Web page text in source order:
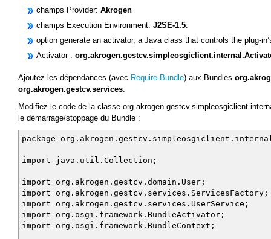
champs Provider: Akrogen
champs Execution Environment: J2SE-1.5.
option generate an activator, a Java class that controls the plug-
Activator :
Ajoutez les dépendances (avec Require-Bundle) aux Bundles
org.akrogen.gestcv.services.
Modifiez le code de la classe
le démarrage/stoppage du Bundle :
package
import java.util.Collection;
import org.akrogen.gestcv.domain.User;
import org.akrogen.gestcv.services.ServicesFactory;
import org.akrogen.gestcv.services.UserService;
import org.osgi.framework.BundleActivator;
import org.osgi.framework.BundleContext;